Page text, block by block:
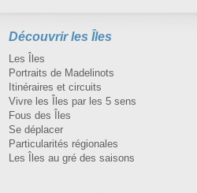
Découvrir les Îles
Les Îles
Portraits de Madelinots
Itinéraires et circuits
Vivre les Îles par les 5 sens
Fous des Îles
Se déplacer
Particularités régionales
Les Îles au gré des saisons